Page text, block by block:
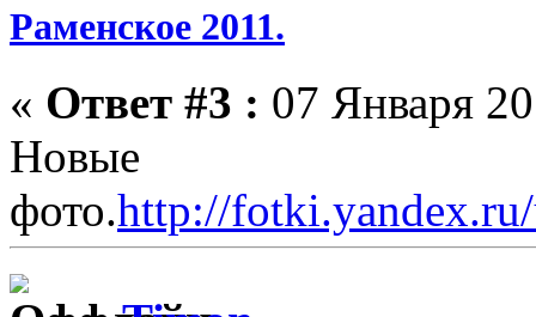
Раменское 2011.
« Ответ #3 : 07 Января
Новые
фото.http://